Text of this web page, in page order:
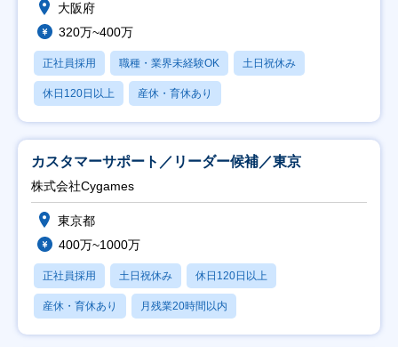
大阪府
320万~400万
正社員採用 職種・業界未経験OK 土日祝休み
休日120日以上 産休・育休あり
カスタマーサポート／リーダー候補／東京
株式会社Cygames
東京都
400万~1000万
正社員採用 土日祝休み 休日120日以上
産休・育休あり 月残業20時間以内